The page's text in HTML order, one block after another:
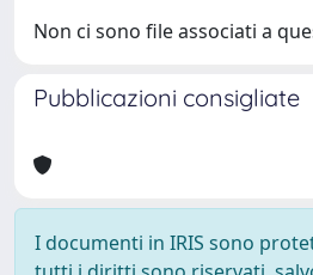
Non ci sono file associati a
Pubblicazioni consigliate
I documenti in IRIS sono